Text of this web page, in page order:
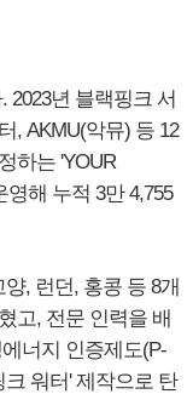
2023년 블랙핑크 서
, AKMU(악뮤) 등 12
하는 'YOUR
영해 누적 3만 4,755
, 런던, 홍콩 등 8개
고, 전문 인력을 배
너지 인증제도(P-
워터' 제작으로 탄